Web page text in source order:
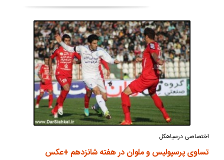
اختصاصی درسیاهکل
تساوی پرسپولیس و ملوان در هفته شانزدهم +عکس